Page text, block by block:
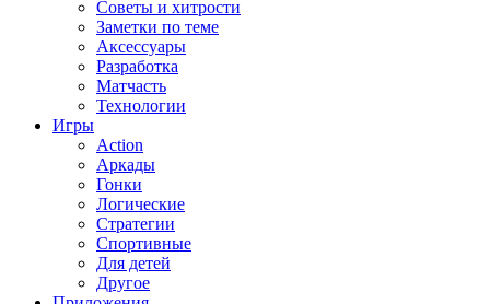
Советы и хитрости
Заметки по теме
Аксессуары
Разработка
Матчасть
Технологии
Игры
Action
Аркады
Гонки
Логические
Стратегии
Спортивные
Для детей
Другое